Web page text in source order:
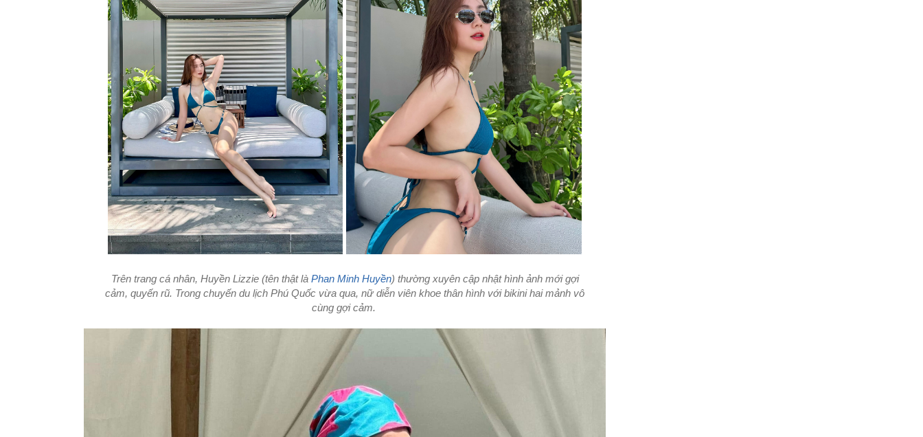
Trên trang cá nhân, Huyền Lizzie (tên thật là Phan Minh Huyền) thường xuyên cập nhật hình ảnh mới gợi
cảm, quyến rũ. Trong chuyến du lịch Phú Quốc vừa qua, nữ diễn viên khoe thân hình với bikini hai mảnh vô
cùng gợi cảm.